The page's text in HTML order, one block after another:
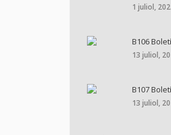
1 juliol,
B106
13 juliol,
B107
13 juliol,